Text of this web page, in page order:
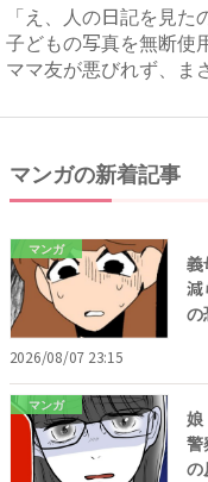
「え、人の日記を見た
子どもの写真を無断使
ママ友が悪びれず、ま
マンガの新着記事
マンガ
義
減
の
2026/08/07 23:15
マンガ
娘
警
の